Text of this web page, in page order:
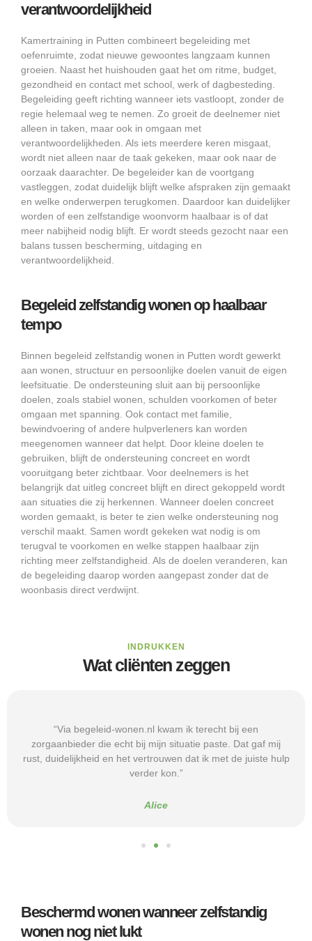
verantwoordelijkheid
Kamertraining in Putten combineert begeleiding met
oefenruimte, zodat nieuwe gewoontes langzaam kunnen
groeien. Naast het huishouden gaat het om ritme, budget,
gezondheid en contact met school, werk of dagbesteding.
Begeleiding geeft richting wanneer iets vastloopt, zonder de
regie helemaal weg te nemen. Zo groeit de deelnemer niet
alleen in taken, maar ook in omgaan met
verantwoordelijkheden. Als iets meerdere keren misgaat,
wordt niet alleen naar de taak gekeken, maar ook naar de
oorzaak daarachter. De begeleider kan de voortgang
vastleggen, zodat duidelijk blijft welke afspraken zijn gemaakt
en welke onderwerpen terugkomen. Daardoor kan duidelijker
worden of een zelfstandige woonvorm haalbaar is of dat
meer nabijheid nodig blijft. Er wordt steeds gezocht naar een
balans tussen bescherming, uitdaging en
verantwoordelijkheid.
Begeleid zelfstandig wonen op haalbaar
tempo
Binnen begeleid zelfstandig wonen in Putten wordt gewerkt
aan wonen, structuur en persoonlijke doelen vanuit de eigen
leefsituatie. De ondersteuning sluit aan bij persoonlijke
doelen, zoals stabiel wonen, schulden voorkomen of beter
omgaan met spanning. Ook contact met familie,
bewindvoering of andere hulpverleners kan worden
meegenomen wanneer dat helpt. Door kleine doelen te
gebruiken, blijft de ondersteuning concreet en wordt
vooruitgang beter zichtbaar. Voor deelnemers is het
belangrijk dat uitleg concreet blijft en direct gekoppeld wordt
aan situaties die zij herkennen. Wanneer doelen concreet
worden gemaakt, is beter te zien welke ondersteuning nog
verschil maakt. Samen wordt gekeken wat nodig is om
terugval te voorkomen en welke stappen haalbaar zijn
richting meer zelfstandigheid. Als de doelen veranderen, kan
de begeleiding daarop worden aangepast zonder dat de
woonbasis direct verdwijnt.
INDRUKKEN
Wat cliënten zeggen
“Via begeleid-wonen.nl kwam ik terecht bij een
zorgaanbieder die echt bij mijn situatie paste. Dat gaf mij
rust, duidelijkheid en het vertrouwen dat ik met de juiste hulp
verder kon.”
Alice
Beschermd wonen wanneer zelfstandig
wonen nog niet lukt